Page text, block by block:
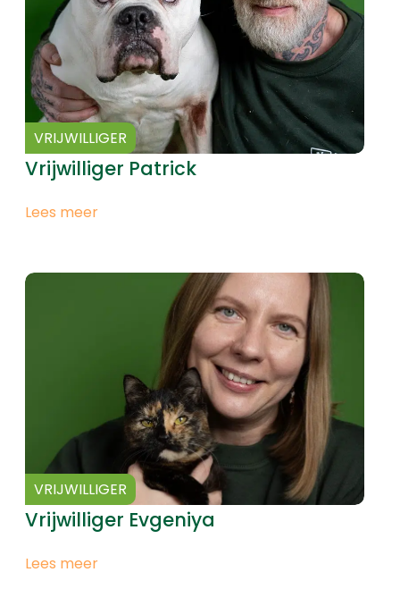
VRIJWILLIGER
Vrijwilliger Patrick
Lees meer
VRIJWILLIGER
Vrijwilliger Evgeniya
Lees meer